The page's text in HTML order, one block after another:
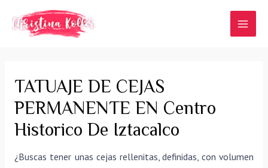
contenido
TATUAJE DE CEJAS
PERMANENTE EN Centro
Historico De Iztacalco
¿Buscas tener unas cejas rellenitas, definidas, con volumen